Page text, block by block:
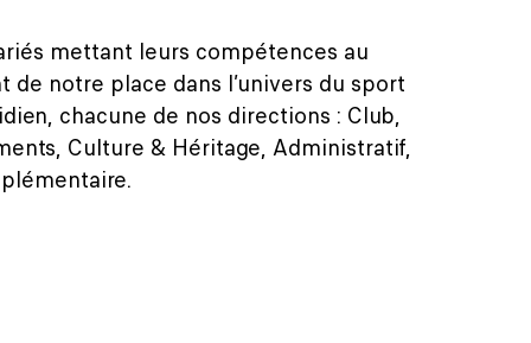
mettant leurs compétences au
de notre place dans l’univers du sport
chacune de nos directions : Club,
Culture & Héritage, Administratif,